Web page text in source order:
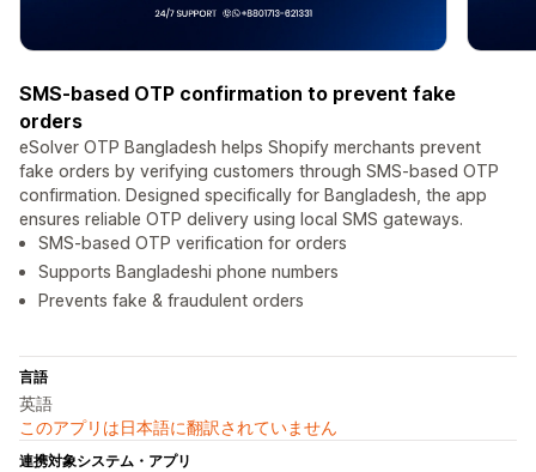
SMS-based OTP confirmation to prevent fake
orders
eSolver OTP Bangladesh helps Shopify merchants prevent
fake orders by verifying customers through SMS-based OTP
confirmation. Designed specifically for Bangladesh, the app
ensures reliable OTP delivery using local SMS gateways.
SMS-based OTP verification for orders
Supports Bangladeshi phone numbers
Prevents fake & fraudulent orders
言語
英語
このアプリは日本語に翻訳されていません
連携対象システム・アプリ